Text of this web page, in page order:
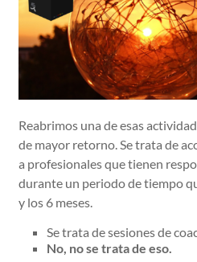
Reabrimos una de esas
de mayor retorno. Se trata de
a profesionales que tienen
durante un periodo de tiempo
y los 6 meses.
Se trata de sesiones de
No, no se trata de eso.